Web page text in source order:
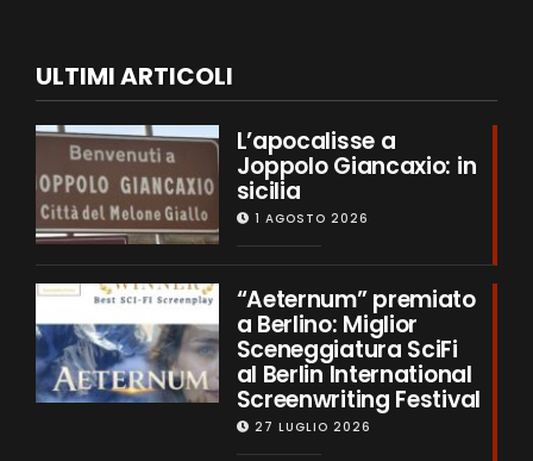
ULTIMI ARTICOLI
L’apocalisse a
Joppolo Giancaxio: in
sicilia
1 AGOSTO 2026
“Aeternum” premiato
a Berlino: Miglior
Sceneggiatura SciFi
al Berlin International
Screenwriting Festival
27 LUGLIO 2026